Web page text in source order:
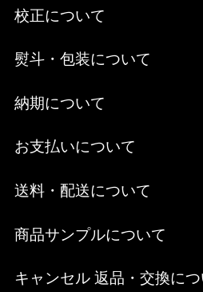
校正について
熨斗・包装について
納期について
お支払いについて
送料・配送について
商品サンプルについて
キャンセル 返品・交換につ